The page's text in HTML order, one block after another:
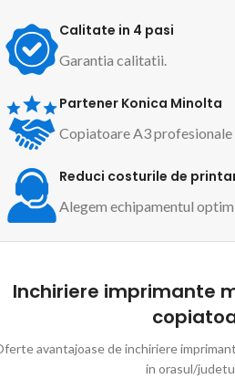
Calitate in 4 pasi
Garantia calitatii.
Partener Konica Minolta
Copiatoare A3 profesionale
Reduci costurile de
Alegem echipamentul
Inchiriere imprimante
avantajoase de inchiriere
in orasul/